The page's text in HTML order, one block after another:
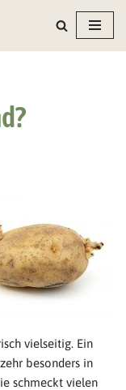
vielseitig. Ein
besonders in
schmeckt vielen